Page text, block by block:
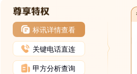
标讯详情查看
关键电话直连
甲方分析查询